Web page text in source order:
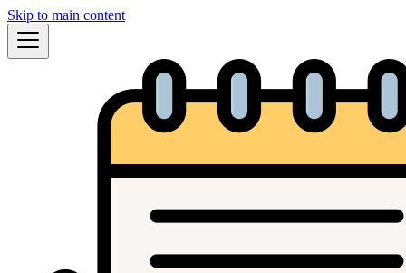
Skip to main content